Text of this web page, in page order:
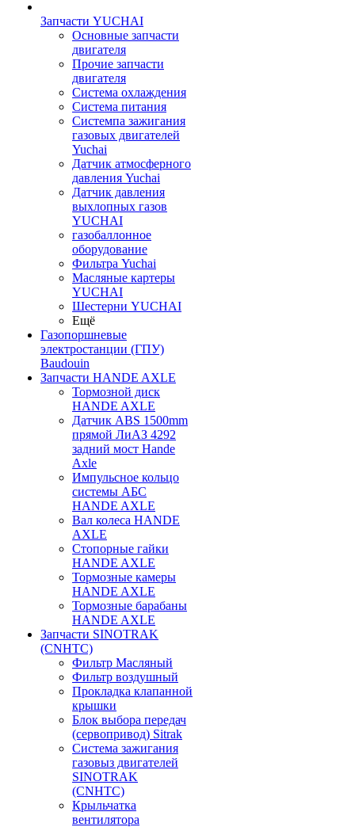
Запчасти YUCHAI
Основные запчасти
двигателя
Прочие запчасти
двигателя
Система охлаждения
Система питания
Системпа зажигания
газовых двигателей
Yuchai
Датчик атмосферного
давления Yuchai
Датчик давления
выхлопных газов
YUCHAI
газобаллонное
оборудование
Фильтра Yuchai
Масляные картеры
YUCHAI
Шестерни YUCHAI
Ещё
Газопоршневые
электростанции (ГПУ)
Baudouin
Запчасти HANDE AXLE
Тормозной диск
HANDE AXLE
Датчик ABS 1500mm
прямой ЛиАЗ 4292
задний мост Hande
Axle
Импульсное кольцо
системы АБС
HANDE AXLE
Вал колеса HANDE
AXLE
Стопорные гайки
HANDE AXLE
Тормозные камеры
HANDE AXLE
Тормозные барабаны
HANDE AXLE
Запчасти SINOTRAK
(CNHTC)
Фильтр Масляный
Фильтр воздушный
Прокладка клапанной
крышки
Блок выбора передач
(сервопривод) Sitrak
Система зажигания
газовыз двигателей
SINOTRAK
(CNHTC)
Крыльчатка
вентилятора